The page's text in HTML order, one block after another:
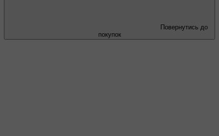
Повернутись до
покупок